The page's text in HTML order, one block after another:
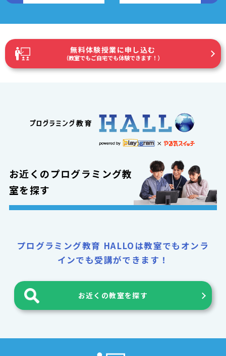
無料体験授業に申し込む
（教室でもご自宅でも体験できます！）
お近くのプログラミング教
室を探す
プログラミング教育 HALLOは教室でもオンラ
インでも受講ができます！
お近くの教室を探す